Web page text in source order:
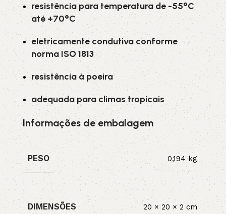
resistência para temperatura de -55°C
até +70°C
eletricamente condutiva conforme
norma ISO 1813
resistência à poeira
adequada para climas tropicais
Informações de embalagem
PESO 0,194 kg
DIMENSÕES 20 × 20 × 2 cm